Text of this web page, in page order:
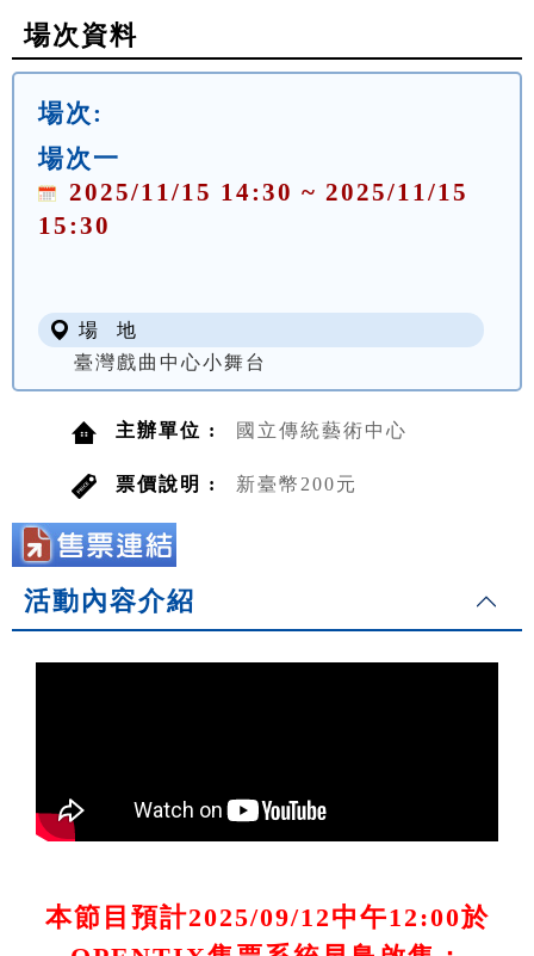
場次資料
場次:
場次一
2025/11/15 14:30 ~ 2025/11/15
15:30
場 地
臺灣戲曲中心小舞台
主辦單位 : 國立傳統藝術中心
票價說明 : 新臺幣200元
活動內容介紹
本節目預計2025/09/12中午12:00於